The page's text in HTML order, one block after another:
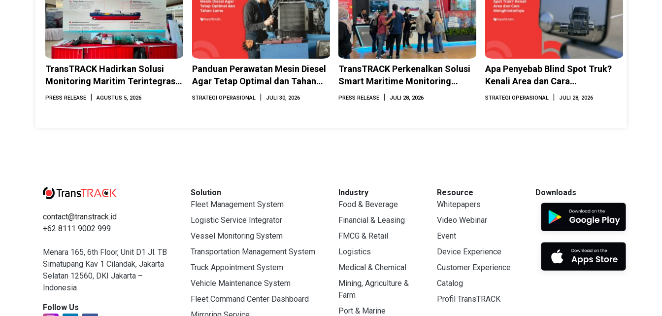
TransTRACK Hadirkan Solusi
Monitoring Maritim Terintegrasi
Berbasis AI & IoT di Indonesia
PRESS RELEASE AGUSTUS 5, 2026
Panduan Perawatan Mesin Diesel
Agar Tetap Optimal dan Tahan
Lama
STRATEGI OPERASIONAL JULI 30, 2026
TransTRACK Perkenalkan Solusi
Smart Maritime Monitoring
Berbasis AI dan IoT di INAMARINE
PRESS RELEASE JULI 28, 2026
Apa Penyebab Blind Spot Truk?
Kenali Area dan Cara
Menghindarinya
STRATEGI OPERASIONAL JULI 28, 2026
contact@transtrack.id
+62 8111 9002 999
Menara 165, 6th Floor, Unit D1 Jl. TB
Simatupang Kav 1 Cilandak, Jakarta
Selatan 12560, DKI Jakarta –
Indonesia
Follow Us
Solution
Fleet Management System
Logistic Service Integrator
Vessel Monitoring System
Transportation Management System
Truck Appointment System
Vehicle Maintenance System
Fleet Command Center Dashboard
Industry
Food & Beverage
Financial & Leasing
FMCG & Retail
Logistics
Medical & Chemical
Mining, Agriculture &
Farm
Port & Marine
Resource
Whitepapers
Video Webinar
Event
Device Experience
Customer Experience
Catalog
Profil TransTRACK
Downloads